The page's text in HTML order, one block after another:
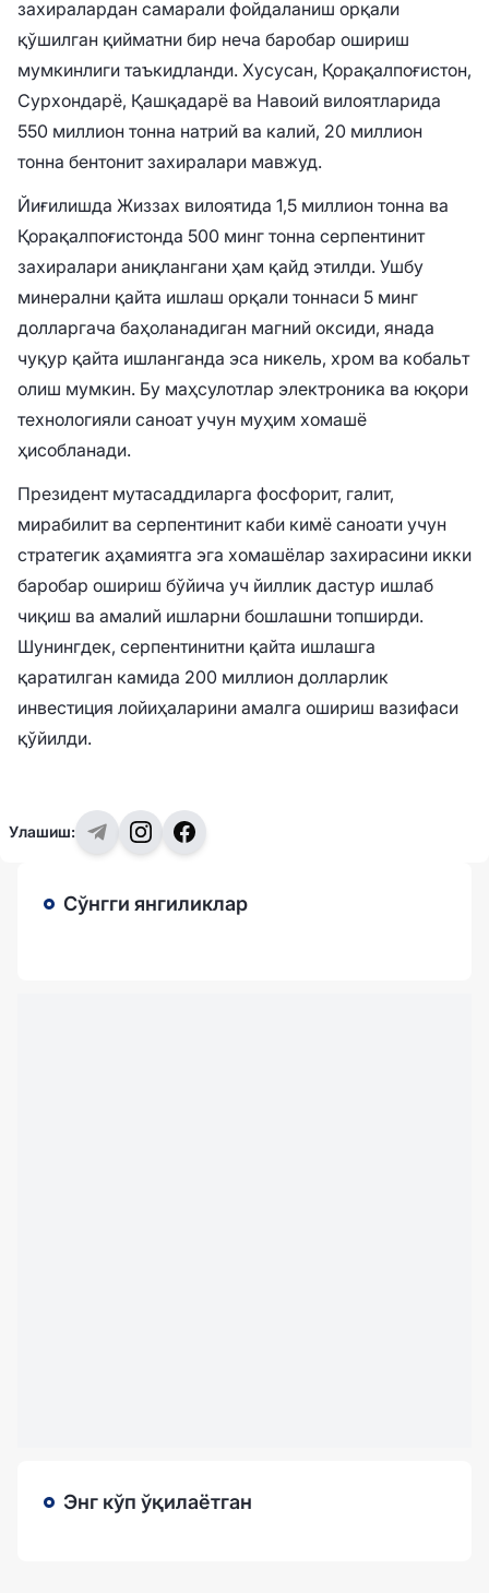
захиралардан самарали фойдаланиш орқали
қўшилган қийматни бир неча баробар ошириш
мумкинлиги таъкидланди. Хусусан, Қорақалпоғистон,
Сурхондарё, Қашқадарё ва Навоий вилоятларида
550 миллион тонна натрий ва калий, 20 миллион
тонна бентонит захиралари мавжуд.
Йиғилишда Жиззах вилоятида 1,5 миллион тонна ва
Қорақалпоғистонда 500 минг тонна серпентинит
захиралари аниқлангани ҳам қайд этилди. Ушбу
минерални қайта ишлаш орқали тоннаси 5 минг
долларгача баҳоланадиган магний оксиди, янада
чуқур қайта ишланганда эса никель, хром ва кобальт
олиш мумкин. Бу маҳсулотлар электроника ва юқори
технологияли саноат учун муҳим хомашё
ҳисобланади.
Президент мутасаддиларга фосфорит, галит,
мирабилит ва серпентинит каби кимё саноати учун
стратегик аҳамиятга эга хомашёлар захирасини икки
баробар ошириш бўйича уч йиллик дастур ишлаб
чиқиш ва амалий ишларни бошлашни топширди.
Шунингдек, серпентинитни қайта ишлашга
қаратилган камида 200 миллион долларлик
инвестиция лойиҳаларини амалга ошириш вазифаси
қўйилди.
Улашиш:
Сўнгги янгиликлар
Энг кўп ўқилаётган